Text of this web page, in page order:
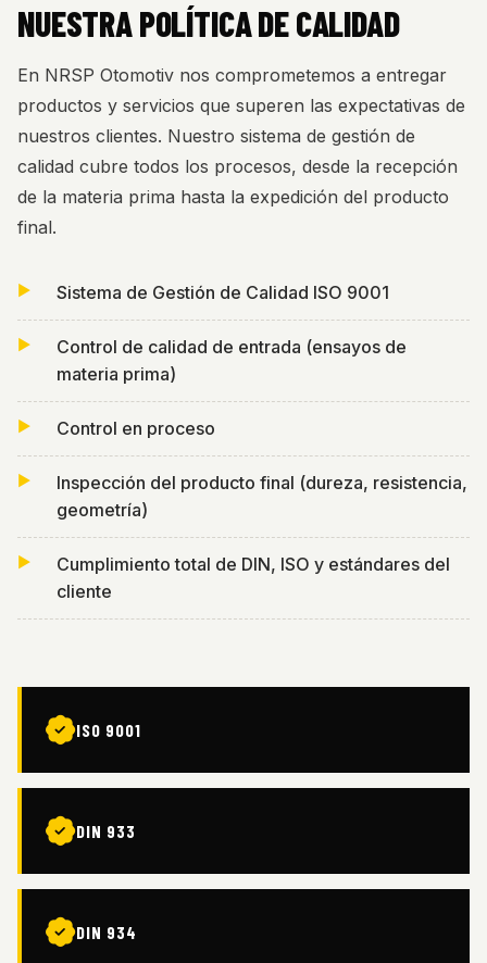
NUESTRA POLÍTICA DE CALIDAD
En NRSP Otomotiv nos comprometemos a entregar
productos y servicios que superen las expectativas de
nuestros clientes. Nuestro sistema de gestión de
calidad cubre todos los procesos, desde la recepción
de la materia prima hasta la expedición del producto
final.
Sistema de Gestión de Calidad ISO 9001
Control de calidad de entrada (ensayos de
materia prima)
Control en proceso
Inspección del producto final (dureza, resistencia,
geometría)
Cumplimiento total de DIN, ISO y estándares del
cliente
ISO 9001
DIN 933
DIN 934